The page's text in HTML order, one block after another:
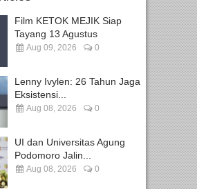
Film KETOK MEJIK Siap
Tayang 13 Agustus
Aug 09, 2026 0
Lenny Ivylen: 26 Tahun Jaga
Eksistensi...
Aug 08, 2026 0
UI dan Universitas Agung
Podomoro Jalin...
Aug 08, 2026 0